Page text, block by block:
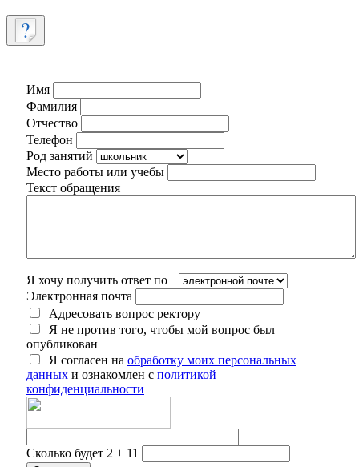
Имя
Фамилия
Отчество
Телефон
Род занятий
Место работы или учебы
Текст обращения
Я хочу получить ответ по
Электронная почта
Адресовать вопрос ректору
Я не против того, чтобы мой вопрос был
опубликован
Я согласен на обработку моих персональных
данных и ознакомлен с политикой
конфиденциальности
Сколько будет 2 + 11